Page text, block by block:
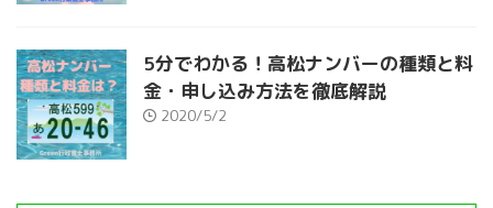
5分でわかる！高松ナンバーの種類と料
金・申し込み方法を徹底解説
2020/5/2